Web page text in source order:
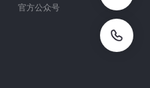
官方公众号